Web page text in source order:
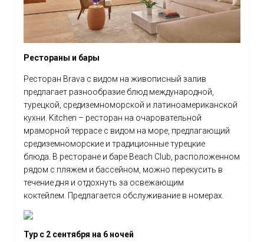
Рестораны и бары
Ресторан Brava с видом на живописный залив
предлагает разнообразие блюд международной,
турецкой, средиземноморской и латиноамериканской
кухни. Kitchen – ресторан на очаровательной
мраморной террасе с видом на море, предлагающий
средиземноморские и традиционные турецкие
блюда. В ресторане и баре Beach Club, расположенном
рядом с пляжем и бассейном, можно перекусить в
течение дня и отдохнуть за освежающим
коктейлем. Предлагается обслуживание в номерах.
Тур с 2 сентября на 6 ночей